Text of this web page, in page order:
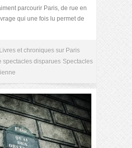
parcourir Paris, de rue en
qui une fois lu permet de
Livres et chroniques sur Paris
spectacles disparues Spectacles